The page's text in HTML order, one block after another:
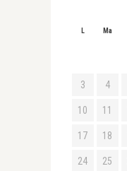
L Ma
3 4
10 11
17 18
24 25